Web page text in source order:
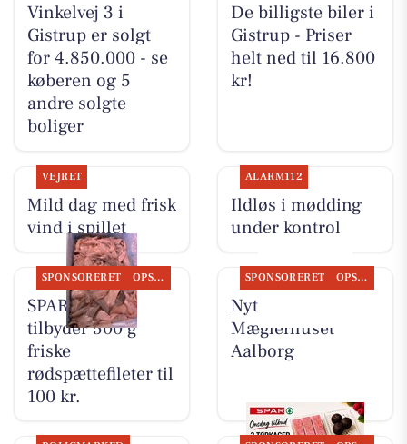
Vinkelvej 3 i
Gistrup er solgt
for 4.850.000 - se
køberen og 5
andre solgte
boliger
De billigste biler i
Gistrup - Priser
helt ned til 16.800
kr!
VEJRET
Mild dag med frisk
vind i spillet
ALARM112
Ildløs i mødding
under kontrol
SPONSORERET OPSLAGSTAVLEN
SPAR Visse
tilbyder 500 g
friske
rødspættefileter til
100 kr.
SPONSORERET OPSLAGSTAVLEN
Nyt fra
Mæglerhuset
Aalborg